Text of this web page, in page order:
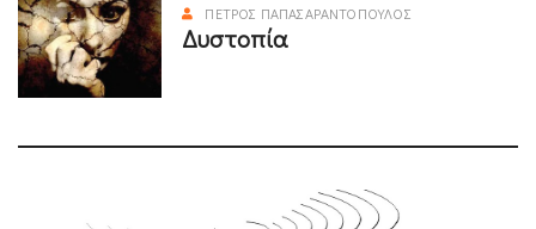
ΠΈΤΡΟΣ ΠΑΠΑΣΑΡΑΝΤΌΠΟΥΛΟΣ
Δυστοπία